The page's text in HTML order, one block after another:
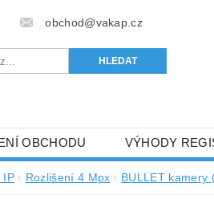
obchod@vakap.cz
OBCHODU VÝHODY
IP Rozlišení 4 Mpx BULLET kamery